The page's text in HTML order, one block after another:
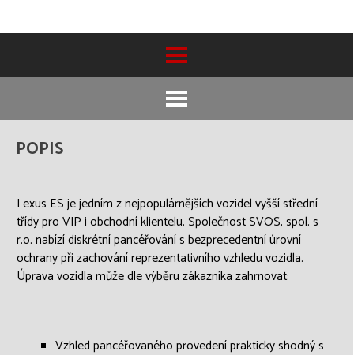
POPIS
Lexus ES je jedním z nejpopulárnějších vozidel vyšší střední
třídy pro VIP i obchodní klientelu. Společnost SVOS, spol. s
r.o. nabízí diskrétní pancéřování s bezprecedentní úrovní
ochrany při zachování reprezentativního vzhledu vozidla.
Úprava vozidla může dle výběru zákazníka zahrnovat:
Vzhled pancéřovaného provedení prakticky shodný s